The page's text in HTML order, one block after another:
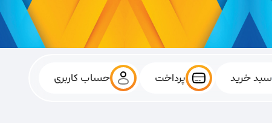
سبد خرید پرداخت حساب کاربری